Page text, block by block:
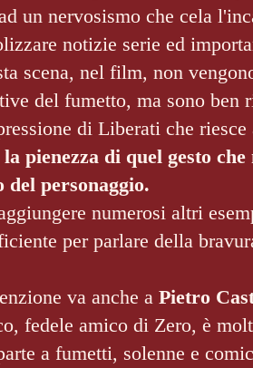
un nervosismo che cela
notizie serie ed
scena, nel film, non
del fumetto, ma sono ben
di Liberati che
la pienezza di quel gesto
del personaggio.
numerosi altri
per parlare della
va anche a Pietro
fedele amico di Zero, è
a fumetti, solenne e